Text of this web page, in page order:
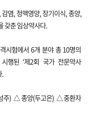
염, 정맥영양, 장기이식, 종양,
갖춘 임상약사다.
시험에서 6개 분야 총 10명의
행된 ‘제2회 국가 전문약사
주) △종양(두고은) △중환자